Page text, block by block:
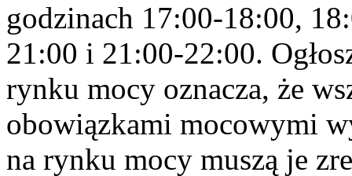
godzinach 17:00-18:00,
21:00 i 21:00-22:00.
rynku mocy oznacza, że
obowiązkami mocowymi
na rynku mocy muszą je